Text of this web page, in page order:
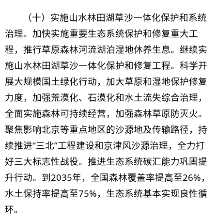
（十）实施山水林田湖草沙一体化保护和系统
治理。加快实施重要生态系统保护和修复重大工
程，推行草原森林河流湖泊湿地休养生息。继续实
施山水林田湖草沙一体化保护和修复工程。科学开
展大规模国土绿化行动，加大草原和湿地保护修复
力度，加强荒漠化、石漠化和水土流失综合治理，
全面实施森林可持续经营，加强森林草原防灭火。
聚焦影响北京等重点地区的沙源地及传输路径，持
续推进“三北”工程建设和京津风沙源治理，全力打
好三大标志性战役。推进生态系统碳汇能力巩固提
升行动。到2035年，全国森林覆盖率提高至26%，
水土保持率提高至75%，生态系统基本实现良性循
环。